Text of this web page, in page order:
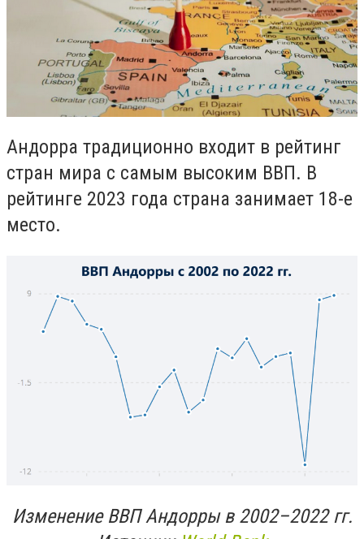
Андорра традиционно входит в рейтинг
стран мира с самым высоким ВВП. В
рейтинге 2023 года страна занимает 18-е
место.
Изменение ВВП Андорры в 2002–2022 гг.